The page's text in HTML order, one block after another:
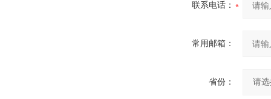
联系电话：
常用邮箱：
省份：